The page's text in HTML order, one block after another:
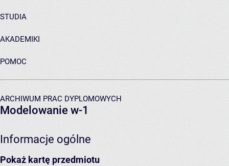
STUDIA
AKADEMIKI
POMOC
ARCHIWUM PRAC DYPLOMOWYCH
Modelowanie w-1
Informacje ogólne
Pokaż kartę przedmiotu